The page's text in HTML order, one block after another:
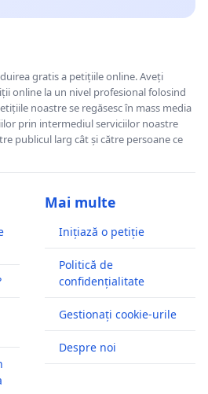
gratis a petițiile online. Aveți
online la un nivel profesional folosind
noastre se regăsesc în mass media
prin intermediul serviciilor noastre
publicul larg cât și către persoane ce
Mai multe
Inițiază o petiție
Politică de
confidențialitate
Gestionați cookie-urile
Despre noi